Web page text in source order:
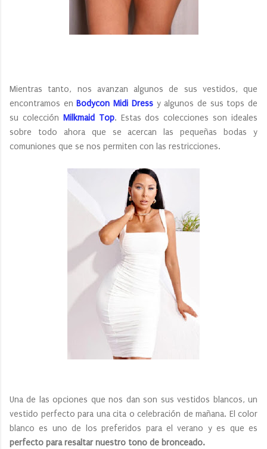
Mientras tanto, nos avanzan algunos de sus vestidos, que
encontramos en Bodycon Midi Dressy algunos de sus tops de
su colección Milkmaid Top. Estas dos colecciones son ideales
sobre todo ahora que se acercan las pequeñas bodas y
comuniones que se nos permiten con las restricciones.
Una de las opciones que nos dan son sus vestidos blancos, un
vestido perfecto para una cita o celebración de mañana. El color
blanco es uno de los preferidos para el verano y es que es
perfecto para resaltar nuestro tono de bronceado.